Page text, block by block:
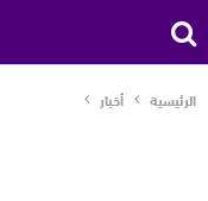
الرئيسية أخبار